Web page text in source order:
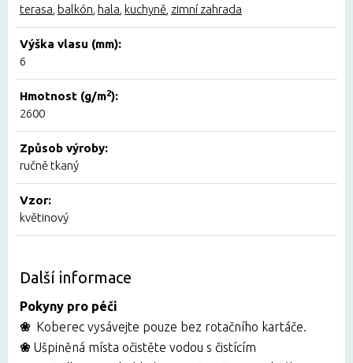
terasa balkón hala kuchyně zimní zahrada
Výška vlasu (mm):
6
Hmotnost (g/m2):
2600
Způsob výroby:
ručně tkaný
Vzor:
květinový
Další informace
Pokyny pro péči
❀ Koberec vysávejte pouze bez rotačního kartáče.
❀ Ušpiněná místa očistěte vodou s čistícím